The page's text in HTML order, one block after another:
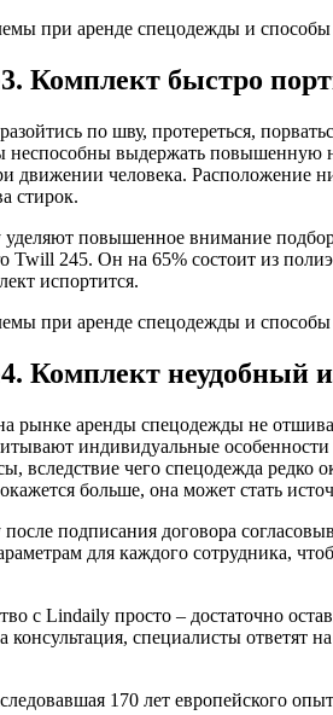
Комплект быстро
по шву, протереться,
выдержать повышенную
движении человека. Расположение
стирок.
повышенное внимание
Twill 245. Он на 65% состоит из
испортится.
Комплект неудобный
рынке аренды спецодежды не
индивидуальные
вследствие чего спецодежда редко
больше, она может стать
подписания договора
для каждого сотрудника,
с Lindaily просто – достаточно
специалисты ответят
170 лет европейского